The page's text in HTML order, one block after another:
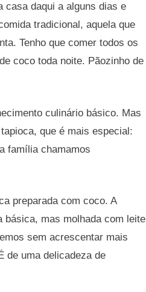
casa daqui a alguns dias e
tradicional, aquela que
Tenho que comer todos os
coco toda noite. Pãozinho de
culinário básico. Mas
que é mais especial:
família chamamos
preparada com coco. A
básica, mas molhada com leite
sem acrescentar mais
de uma delicadeza de